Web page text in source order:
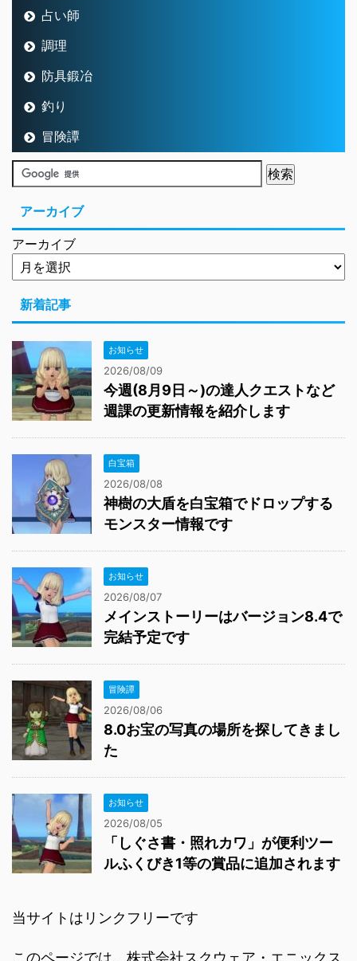
占い師
調理
防具鍛冶
釣り
冒険譚
アーカイブ
アーカイブ
新着記事
お知らせ
2026/08/09
今週(8月9日～)の達人クエストなど
週課の更新情報を紹介します
白宝箱
2026/08/08
神樹の大盾を白宝箱でドロップする
モンスター情報です
お知らせ
2026/08/07
メインストーリーはバージョン8.4で
完結予定です
冒険譚
2026/08/06
8.0お宝の写真の場所を探してきまし
た
お知らせ
2026/08/05
「しぐさ書・照れカワ」が便利ツー
ルふくびき1等の賞品に追加されます
当サイトはリンクフリーです
このページでは、株式会社スクウェア・エニックス